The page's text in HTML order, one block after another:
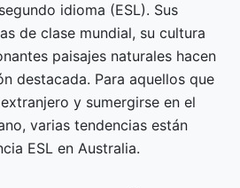
idioma (ESL). Sus
de clase mundial, su cultura
paisajes naturales hacen
destacada. Para aquellos que
y sumergirse en el
varias tendencias están
ESL en Australia.